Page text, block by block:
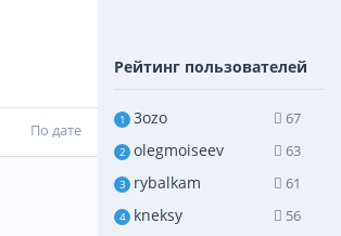
По дате
Рейтинг пользователей
1 3ozo 67
2 olegmoiseev 63
3 rybalkam 61
4 kneksy 56